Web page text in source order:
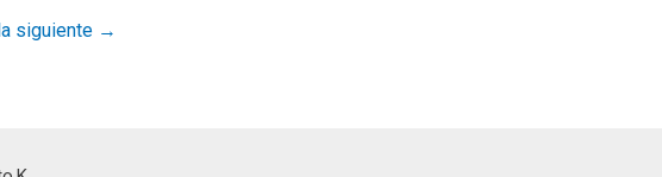
siguiente →